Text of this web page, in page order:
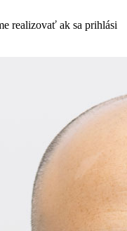
realizovať ak sa prihlási